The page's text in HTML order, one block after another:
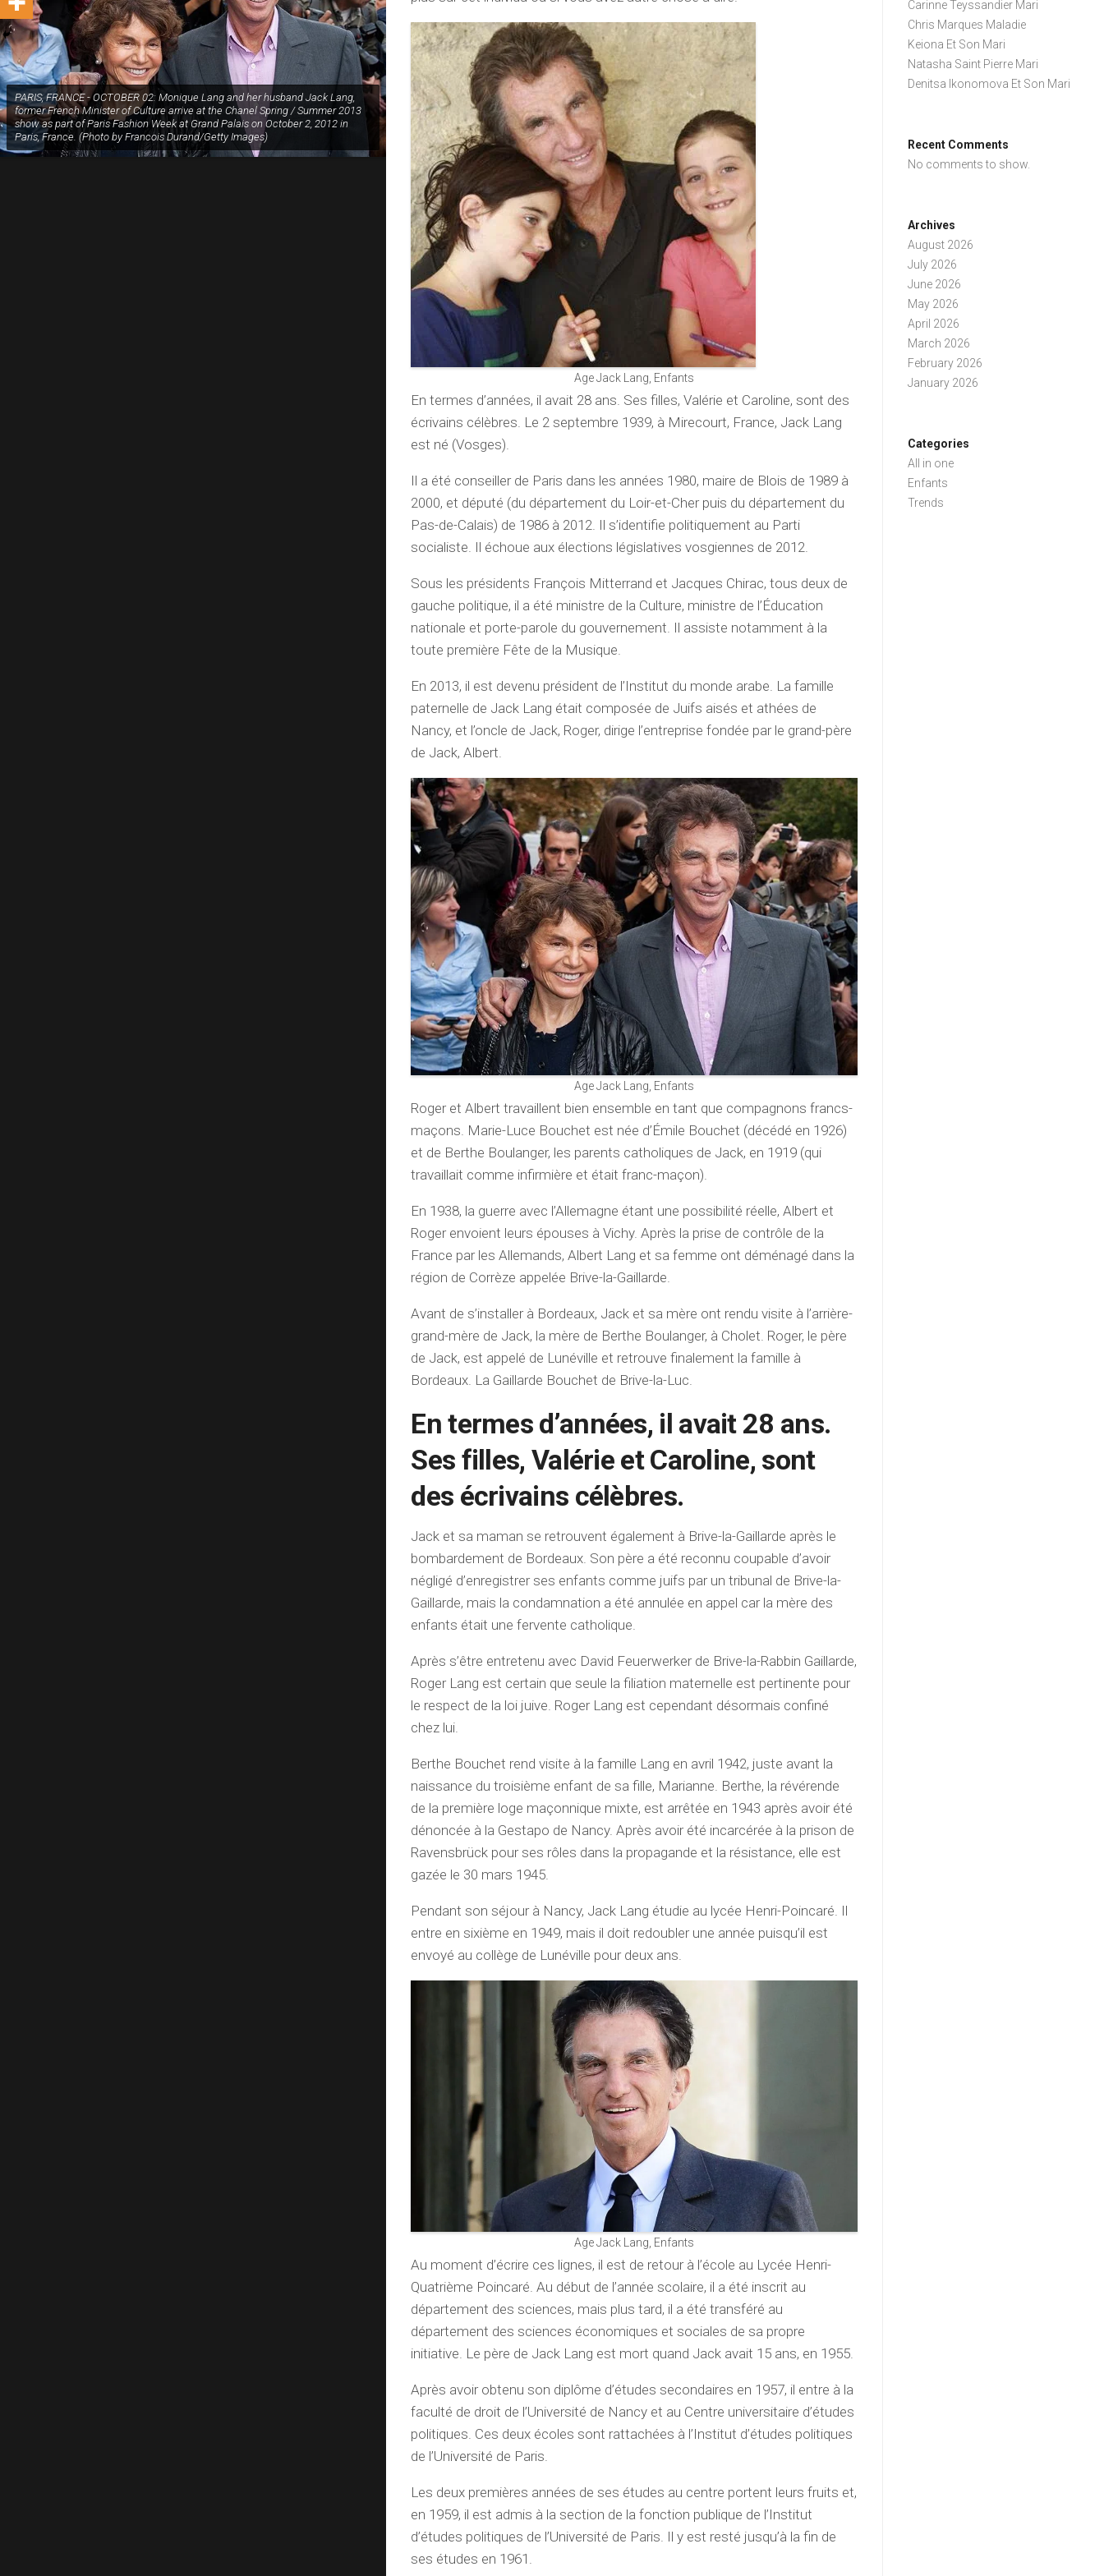
PARIS, FRANCE - OCTOBER 02: Monique Lang and her husband Jack Lang,
former French Minister of Culture arrive at the Chanel Spring / Summer 2013
show as part of Paris Fashion Week at Grand Palais on October 2, 2012 in
Paris, France. (Photo by Francois Durand/Getty Images)
Age Jack Lang, Enfants
En termes d’années, il avait 28 ans. Ses filles, Valérie et Caroline, sont des
écrivains célèbres. Le 2 septembre 1939, à Mirecourt, France, Jack Lang
est né (Vosges).
Il a été conseiller de Paris dans les années 1980, maire de Blois de 1989 à
2000, et député (du département du Loir-et-Cher puis du département du
Pas-de-Calais) de 1986 à 2012. Il s’identifie politiquement au Parti
socialiste. Il échoue aux élections législatives vosgiennes de 2012.
Sous les présidents François Mitterrand et Jacques Chirac, tous deux de
gauche politique, il a été ministre de la Culture, ministre de l’Éducation
nationale et porte-parole du gouvernement. Il assiste notamment à la
toute première Fête de la Musique.
En 2013, il est devenu président de l’Institut du monde arabe. La famille
paternelle de Jack Lang était composée de Juifs aisés et athées de
Nancy, et l’oncle de Jack, Roger, dirige l’entreprise fondée par le grand-père
de Jack, Albert.
Age Jack Lang, Enfants
Roger et Albert travaillent bien ensemble en tant que compagnons francs-
maçons. Marie-Luce Bouchet est née d’Émile Bouchet (décédé en 1926)
et de Berthe Boulanger, les parents catholiques de Jack, en 1919 (qui
travaillait comme infirmière et était franc-maçon).
En 1938, la guerre avec l’Allemagne étant une possibilité réelle, Albert et
Roger envoient leurs épouses à Vichy. Après la prise de contrôle de la
France par les Allemands, Albert Lang et sa femme ont déménagé dans la
région de Corrèze appelée Brive-la-Gaillarde.
Avant de s’installer à Bordeaux, Jack et sa mère ont rendu visite à l’arrière-
grand-mère de Jack, la mère de Berthe Boulanger, à Cholet. Roger, le père
de Jack, est appelé de Lunéville et retrouve finalement la famille à
Bordeaux. La Gaillarde Bouchet de Brive-la-Luc.
En termes d’années, il avait 28 ans.
Ses filles, Valérie et Caroline, sont
des écrivains célèbres.
Jack et sa maman se retrouvent également à Brive-la-Gaillarde après le
bombardement de Bordeaux. Son père a été reconnu coupable d’avoir
négligé d’enregistrer ses enfants comme juifs par un tribunal de Brive-la-
Gaillarde, mais la condamnation a été annulée en appel car la mère des
enfants était une fervente catholique.
Après s’être entretenu avec David Feuerwerker de Brive-la-Rabbin Gaillarde,
Roger Lang est certain que seule la filiation maternelle est pertinente pour
le respect de la loi juive. Roger Lang est cependant désormais confiné
chez lui.
Berthe Bouchet rend visite à la famille Lang en avril 1942, juste avant la
naissance du troisième enfant de sa fille, Marianne. Berthe, la révérende
de la première loge maçonnique mixte, est arrêtée en 1943 après avoir été
dénoncée à la Gestapo de Nancy. Après avoir été incarcérée à la prison de
Ravensbrück pour ses rôles dans la propagande et la résistance, elle est
gazée le 30 mars 1945.
Pendant son séjour à Nancy, Jack Lang étudie au lycée Henri-Poincaré. Il
entre en sixième en 1949, mais il doit redoubler une année puisqu’il est
envoyé au collège de Lunéville pour deux ans.
Age Jack Lang, Enfants
Au moment d’écrire ces lignes, il est de retour à l’école au Lycée Henri-
Quatrième Poincaré. Au début de l’année scolaire, il a été inscrit au
département des sciences, mais plus tard, il a été transféré au
département des sciences économiques et sociales de sa propre
initiative. Le père de Jack Lang est mort quand Jack avait 15 ans, en 1955.
Après avoir obtenu son diplôme d’études secondaires en 1957, il entre à la
faculté de droit de l’Université de Nancy et au Centre universitaire d’études
politiques. Ces deux écoles sont rattachées à l’Institut d’études politiques
de l’Université de Paris.
Les deux premières années de ses études au centre portent leurs fruits et,
en 1959, il est admis à la section de la fonction publique de l’Institut
d’études politiques de l’Université de Paris. Il y est resté jusqu’à la fin de
ses études en 1961.
Carinne Teyssandier Mari
Chris Marques Maladie
Keiona Et Son Mari
Natasha Saint Pierre Mari
Denitsa Ikonomova Et Son Mari
Recent Comments
No comments to show.
Archives
August 2026
July 2026
June 2026
May 2026
April 2026
March 2026
February 2026
January 2026
Categories
All in one
Enfants
Trends